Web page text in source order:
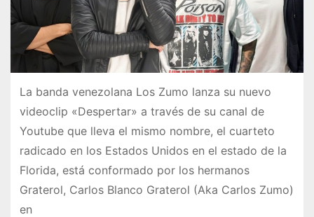
La banda venezolana Los Zumo lanza su nuevo
videoclip «Despertar» a través de su canal de
Youtube que lleva el mismo nombre, el cuarteto
radicado en los Estados Unidos en el estado de la
Florida, está conformado por los hermanos
Graterol, Carlos Blanco Graterol (Aka Carlos Zumo)
en